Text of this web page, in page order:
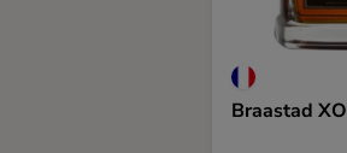
Braastad XO